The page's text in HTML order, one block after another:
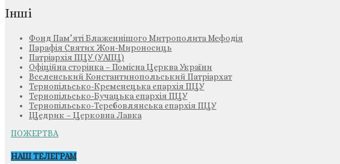
Інші
Фонд Пам’яті Блаженнішого Митрополита Мефодія
Парафія Святих Жон-Мироносиць
Патріархія ПЦУ (УАПЦ)
Офіційна сторінка – Помісна Церква України
Вселенський Константинопольський Патріархат
Тернопільсько-Кременецька єпархія ПЦУ
Тернопільсько-Бучацька єпархія ПЦУ
Тернопільсько-Теребовлянська єпархія ПЦУ
Щедрик – Церковна Лавка
ПОЖЕРТВА
НАШ ТЕЛЕГРАМ